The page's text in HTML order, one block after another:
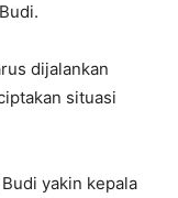
dijalankan
situasi
yakin kepala